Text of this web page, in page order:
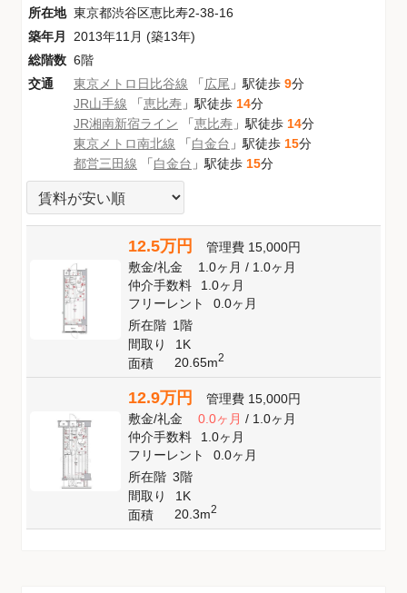
所在地 東京都渋谷区恵比寿2-38-16
築年月
2013年11月 (築13年)
総階数 6階
交通
東京メトロ日比谷線 「広尾 」駅徒歩 9分
JR山手線 「恵比寿 」駅徒歩 14分
JR湘南新宿ライン 「恵比寿 」駅徒歩 14分
東京メトロ南北線 「白金台 」駅徒歩 15分
都営三田線 「白金台 」駅徒歩 15分
12.5万円 管理費 15,000円
敷金/礼金 1.0ヶ月/ 1.0ヶ月
仲介手数料
1.0ヶ月
フリーレント
0.0ヶ月
所在階 1階
間取り
1K
面積
20.65m2
12.9万円 管理費 15,000円
敷金/礼金 0.0ヶ月/ 1.0ヶ月
仲介手数料
1.0ヶ月
フリーレント
0.0ヶ月
所在階 3階
間取り
1K
面積
20.3m2